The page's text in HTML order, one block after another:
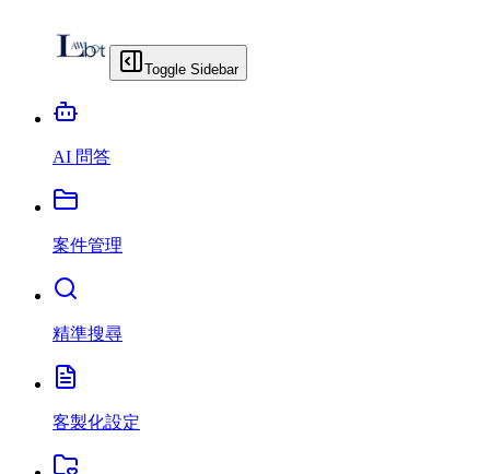
Toggle Sidebar
AI 問答
案件管理
精準搜尋
客製化設定